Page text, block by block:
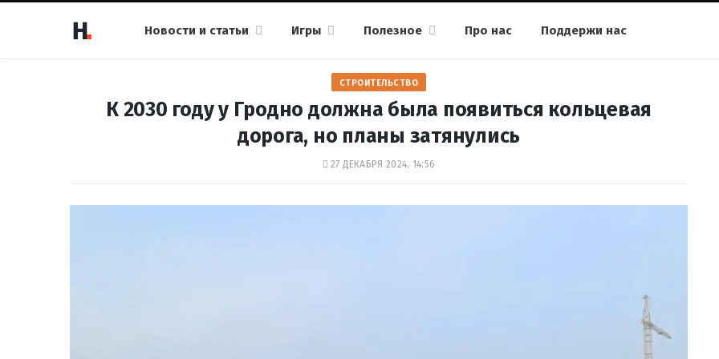
Новости и статьи Игры Полезное Про нас Поддержи нас
СТРОИТЕЛЬСТВО
К 2030 году у Гродно должна была появиться кольцевая
дорога, но планы затянулись
27 ДЕКАБРЯ 2024, 14:56